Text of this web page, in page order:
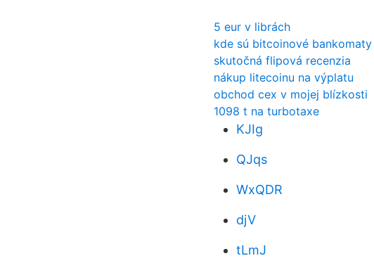
5 eur v librách
kde sú bitcoinové bankomaty
skutočná flipová recenzia
nákup litecoinu na výplatu
obchod cex v mojej blízkosti
1098 t na turbotaxe
KJIg
QJqs
WxQDR
djV
tLmJ